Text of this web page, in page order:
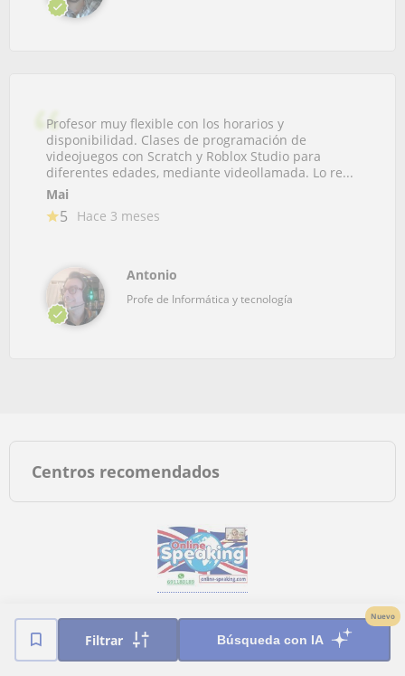
Filtrar Búsqueda con IA
Nuevo
Profesor muy flexible con los horarios y
disponibilidad. Clases de programación de
videojuegos con Scratch y Roblox Studio para
diferentes edades, mediante videollamada. Lo re...
Mai
5 Hace 3 meses
Antonio
Profe de Informática y tecnología
Centros recomendados
ver academias en Alicante